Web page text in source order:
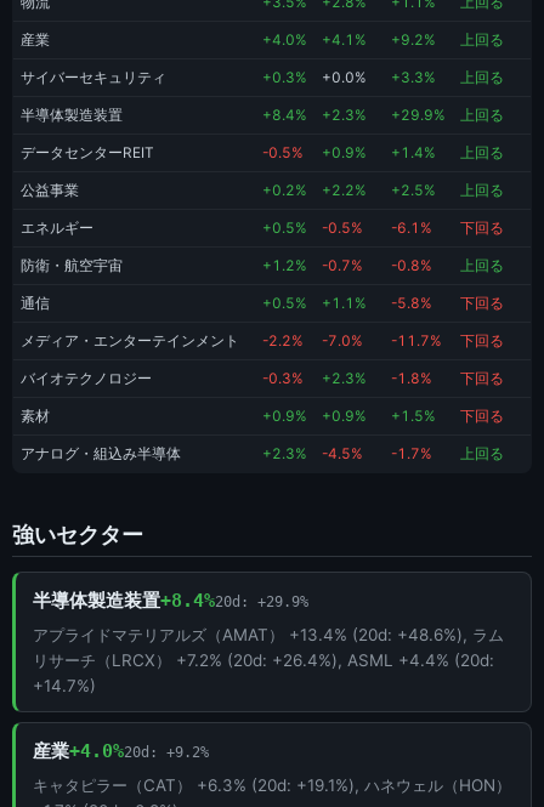
産業 +4.0% +4.1% +9.2% 上回る
サイバーセキュリティ +0.3% +0.0% +3.3% 上回る
半導体製造装置 +8.4% +2.3% +29.9% 上回る
データセンターREIT -0.5% +0.9% +1.4% 上回る
公益事業 +0.2% +2.2% +2.5% 上回る
エネルギー +0.5% -0.5% -6.1% 下回る
防衛・航空宇宙 +1.2% -0.7% -0.8% 上回る
通信 +0.5% +1.1% -5.8% 下回る
メディア・エンターテインメント -2.2% -7.0% -11.7% 下回る
バイオテクノロジー -0.3% +2.3% -1.8% 下回る
素材 +0.9% +0.9% +1.5% 下回る
アナログ・組込み半導体 +2.3% -4.5% -1.7% 上回る
強いセクター
半導体製造装置+8.4%20d: +29.9%
アプライドマテリアルズ（AMAT） +13.4% (20d: +48.6%), ラム
リサーチ（LRCX） +7.2% (20d: +26.4%), ASML +4.4% (20d:
+14.7%)
産業+4.0%20d: +9.2%
キャタピラー（CAT） +6.3% (20d: +19.1%), ハネウェル（HON）